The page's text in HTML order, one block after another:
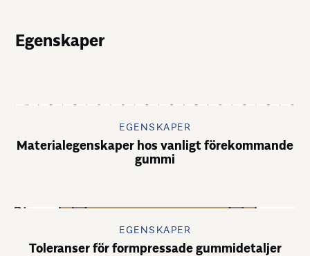
Egenskaper
EGENSKAPER
Materialegenskaper hos vanligt förekommande
gummi
EGENSKAPER
Toleranser för formpressade gummidetaljer